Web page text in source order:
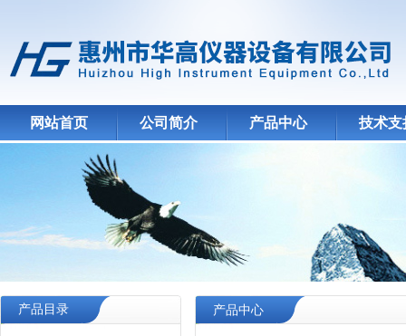
网站首页 公司简介 产品中心 技术支
产品目录 产品中心